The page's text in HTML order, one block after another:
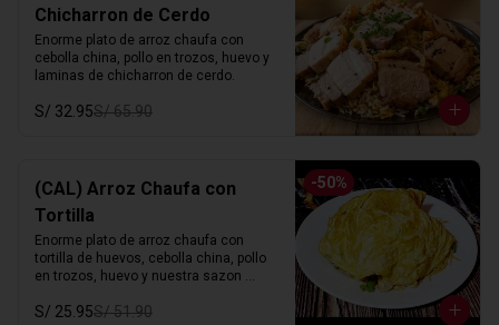
Chicharron de Cerdo
Enorme plato de arroz chaufa con
cebolla china, pollo en trozos, huevo y
laminas de chicharron de cerdo.
S/ 32.95S/ 65.90
-50%
(CAL) Arroz Chaufa con
Tortilla
Enorme plato de arroz chaufa con
tortilla de huevos, cebolla china, pollo
en trozos, huevo y nuestra sazon
S/ 25.95S/ 51.90